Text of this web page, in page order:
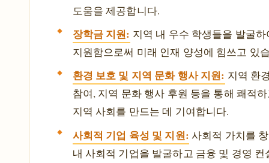
도움을 제공합니다.
장학금 지원: 지역 내 우수 학생들을 발굴
지원함으로써 미래 인재 양성에 힘쓰고 있
환경 보호 및 지역 문화 행사 지원: 지역 환
참여, 지역 문화 행사 후원 등을 통해 쾌적
지역 사회를 만드는 데 기여합니다.
사회적 기업 육성 및 지원: 사회적 가치를
내 사회적 기업을 발굴하고 금융 및 경영 컨